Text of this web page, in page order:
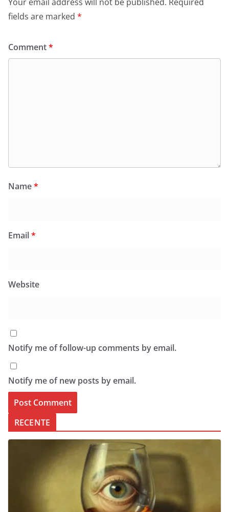
fields are marked *
Comment*
Name*
Email*
Website
Notify me of follow-up comments by email.
Notify me of new posts by email.
RECENTE